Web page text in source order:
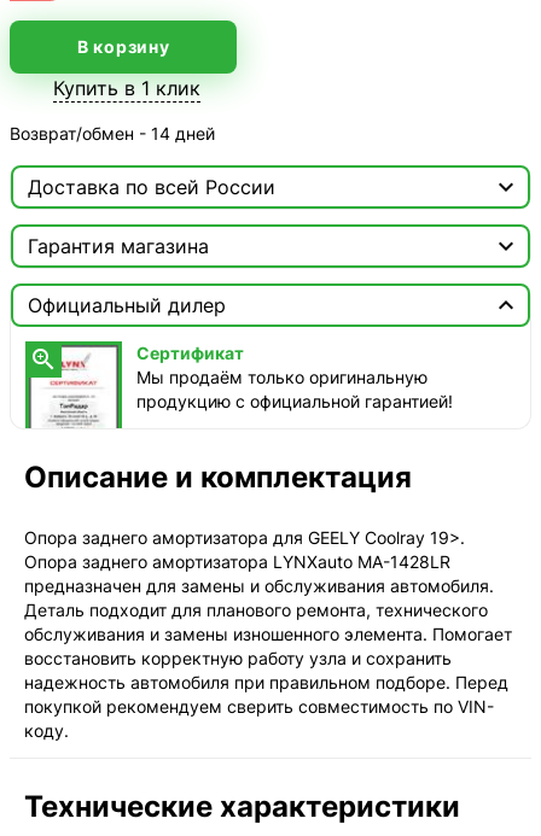
В корзину
Купить в 1 клик
Возврат/обмен - 14 дней
Доставка по всей России 

сегодня, бесплатно
ТопРадар — Самовывоз
сегодня, бесплатно
наб. Бережковская, д. 20, стр. 19
1-3 дня, от 385 ₽
1-3 дня, от 385 ₽
Гарантия магазина

Сертификат
Мы продаём только оригинальную продукцию с
официальной гарантией!
Официальный дилер


Сертификат
Мы продаём только оригинальную
продукцию с официальной гарантией!
Описание и комплектация
Опора заднего амортизатора для GEELY Coolray 19>.
Опора заднего амортизатора LYNXauto MA-1428LR
предназначен для замены и обслуживания автомобиля.
Деталь подходит для планового ремонта, технического
обслуживания и замены изношенного элемента. Помогает
восстановить корректную работу узла и сохранить
надежность автомобиля при правильном подборе. Перед
покупкой рекомендуем сверить совместимость по VIN-
коду.
Технические характеристики